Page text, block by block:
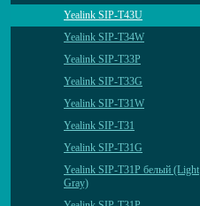
Yealink SIP-T43U
Yealink SIP-T34W
Yealink SIP-T33P
Yealink SIP-T33G
Yealink SIP-T31W
Yealink SIP-T31
Yealink SIP-T31G
Yealink SIP-T31P белый (Light
Gray)